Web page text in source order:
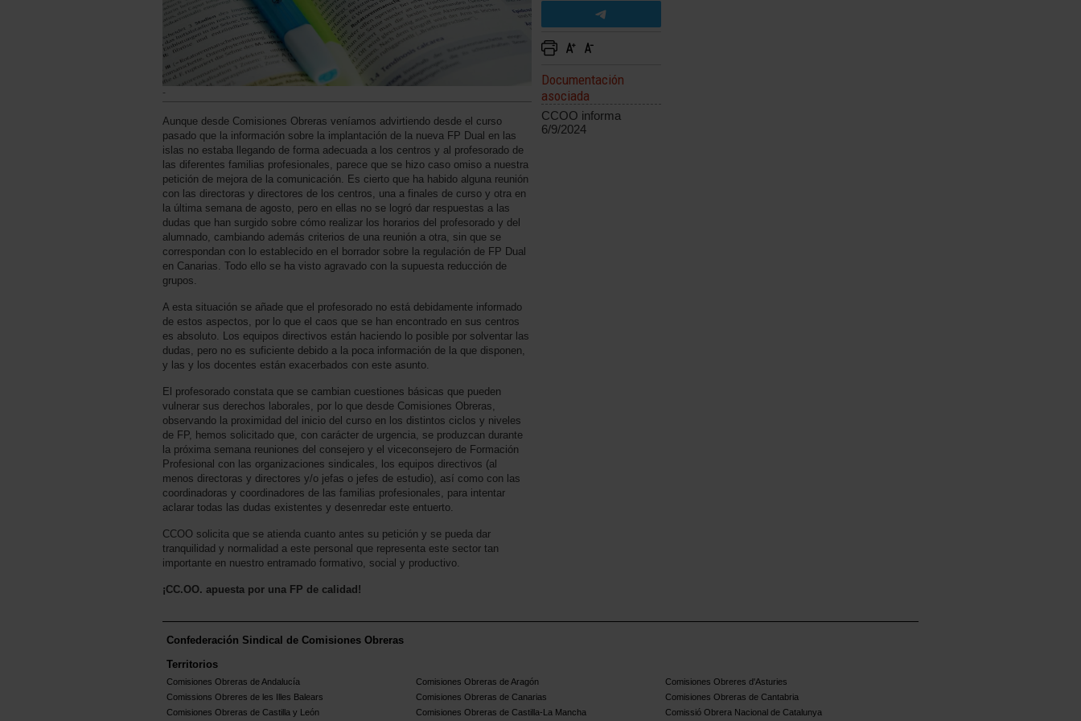
-
Aunque desde Comisiones Obreras veníamos advirtiendo desde el curso
pasado que la información sobre la implantación de la nueva FP Dual en las
islas no estaba llegando de forma adecuada a los centros y al profesorado de
las diferentes familias profesionales, parece que se hizo caso omiso a nuestra
petición de mejora de la comunicación. Es cierto que ha habido alguna reunión
con las directoras y directores de los centros, una a finales de curso y otra en
la última semana de agosto, pero en ellas no se logró dar respuestas a las
dudas que han surgido sobre cómo realizar los horarios del profesorado y del
alumnado, cambiando además criterios de una reunión a otra, sin que se
correspondan con lo establecido en el borrador sobre la regulación de FP Dual
en Canarias. Todo ello se ha visto agravado con la supuesta reducción de
grupos.
A esta situación se añade que el profesorado no está debidamente informado
de estos aspectos, por lo que el caos que se han encontrado en sus centros
es absoluto. Los equipos directivos están haciendo lo posible por solventar las
dudas, pero no es suficiente debido a la poca información de la que disponen,
y las y los docentes están exacerbados con este asunto.
El profesorado constata que se cambian cuestiones básicas que pueden
vulnerar sus derechos laborales, por lo que desde Comisiones Obreras,
observando la proximidad del inicio del curso en los distintos ciclos y niveles
de FP, hemos solicitado que, con carácter de urgencia, se produzcan durante
la próxima semana reuniones del consejero y el viceconsejero de Formación
Profesional con las organizaciones sindicales, los equipos directivos (al
menos directoras y directores y/o jefas o jefes de estudio), así como con las
coordinadoras y coordinadores de las familias profesionales, para intentar
aclarar todas las dudas existentes y desenredar este entuerto.
CCOO solicita que se atienda cuanto antes su petición y se pueda dar
tranquilidad y normalidad a este personal que representa este sector tan
importante en nuestro entramado formativo, social y productivo.
¡CC.OO. apuesta por una FP de calidad!
Documentación
asociada
CCOO informa
6/9/2024
Confederación Sindical de Comisiones Obreras
Territorios
Comisiones Obreras de Andalucía Comisiones Obreras de Aragón
Comisiones Obreres d'Asturies
Comissions Obreres de les Illes Balears
Comisiones Obreras de Canarias
Comisiones Obreras de Cantabria
Comisiones Obreras de Castilla y León
Comisiones Obreras de Castilla-La Mancha Comissió Obrera Nacional de Catalunya